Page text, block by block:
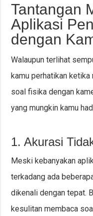
Tantangan
Aplikasi
dengan
Walaupun terlihat
kamu perhatikan
soal fisika dengan
yang mungkin kamu
1. Akurasi
Meski kebanyakan
terkadang ada
dikenali dengan tepat.
kesulitan membaca